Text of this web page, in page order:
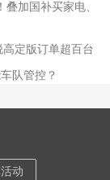
加国补买家电、
定版订单超百台
队管控？
动